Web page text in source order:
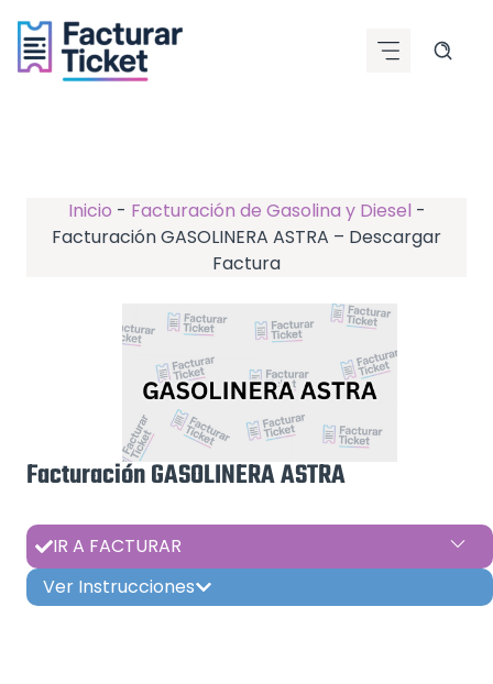
contenido
Inicio - Facturación de Gasolina y Diesel -
Facturación GASOLINERA ASTRA – Descargar
Factura
Facturación GASOLINERA ASTRA
IR A FACTURAR
Ver Instrucciones